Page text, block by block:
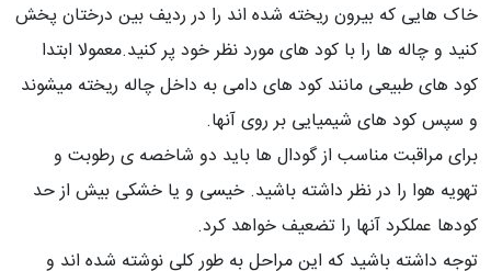
خاک هایی که بیرون ریخته شده اند را در ردیف بین درختان پخش
کنید و چاله ها را با کود های مورد نظر خود پر کنید.معمولا ابتدا
کود های طبیعی مانند کود های دامی به داخل چاله ریخته میشوند
و سپس کود های شیمیایی بر روی آنها.
برای مراقبت مناسب از گودال ها باید دو شاخصه ی رطوبت و
تهویه هوا را در نظر داشته باشید. خیسی و یا خشکی بیش از حد
کودها عملکرد آنها را تضعیف خواهد کرد.
توجه داشته باشید که این مراحل به طور کلی نوشته شده اند و